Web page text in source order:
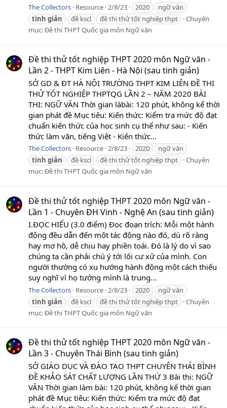
The Collectors Resource 2/8/23 2020
ngữ văn
tinh giản đề kscl đề thi thử tốt nghiệp thpt
Chuyên
mục:Đề thi THPT Quốc gia môn Ngữ văn
Đề thi thử tốt nghiệp THPT 2020 môn Ngữ văn -
Lần 2 - THPT Kim Liên - Hà Nội (sau tinh giản)
SỞ GD & ĐT HÀ NỘI TRƯỜNG THPT KIM LIÊN ĐỀ THI
THỬ TỐT NGHIỆP THPTQG LẦN 2 – NĂM 2020 BÀI
THI: NGỮ VĂN Thời gian làbài: 120 phút, không kể thời
gian phát đề Mục tiêu: Kiến thức: Kiểm tra mức độ đạt
chuẩn kiến thức của học sinh cụ thể như sau: - Kiến
thức làm văn, tiếng Việt - Kiến thức...
The Collectors Resource 2/8/23 2020
ngữ văn
tinh giản đề kscl đề thi thử tốt nghiệp thpt
Chuyên
mục:Đề thi THPT Quốc gia môn Ngữ văn
Đề thi thử tốt nghiệp THPT 2020 môn Ngữ văn -
Lần 1 - Chuyên ĐH Vinh - Nghệ An (sau tinh giản)
I.ĐỌC HIỂU (3.0 điểm) Đọc đoạn trích: Mỗi một hành
động đều dẫn đến một tác động nào đó, dù rõ ràng
hay mơ hồ, dễ chịu hay phiền toái. Đó là lý do vì sao
chúng ta cần phải chú ý tới lối cư xử của mình. Con
người thường có xu hướng hành động một cách thiếu
suy nghĩ vì họ tưởng mình là trung...
The Collectors Resource 2/8/23 2020
ngữ văn
tinh giản đề kscl đề thi thử tốt nghiệp thpt
Chuyên
mục:Đề thi THPT Quốc gia môn Ngữ văn
Đề thi thử tốt nghiệp THPT 2020 môn Ngữ văn -
Lần 3 - Chuyên Thái Bình (sau tinh giản)
SỞ GIÁO DỤC VÀ ĐÀO TẠO THPT CHUYÊN THÁI BÌNH
ĐỀ KHẢO SÁT CHẤT LƯỢNG LẦN THỨ 3 Bài thi: NGỮ
VĂN Thời gian làm bài: 120 phút, không kể thời gian
phát đề Mục tiêu: Kiến thức: Kiểm tra mức độ đạt